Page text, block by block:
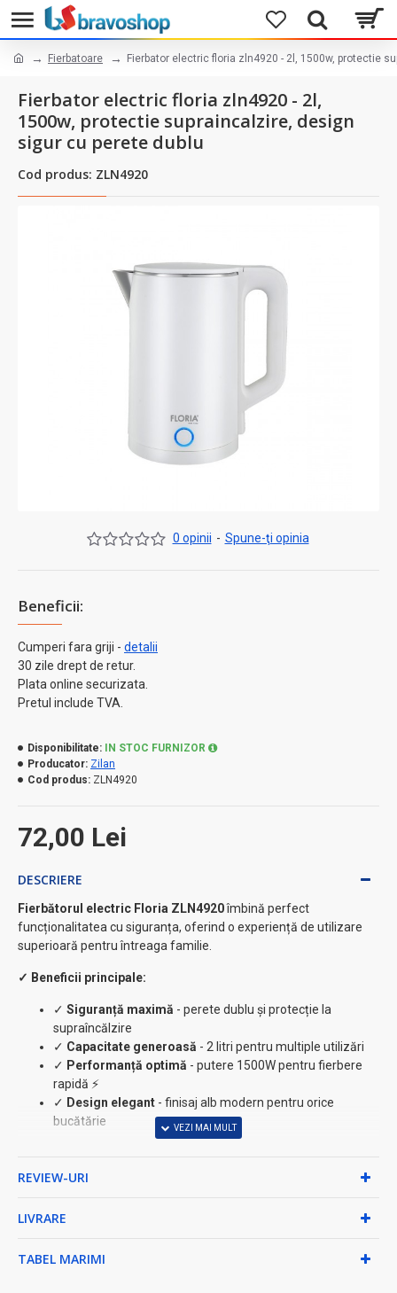
Fierbatoare Fierbator electric floria zln4920 - 2l, 1500w, protectie
Fierbator electric floria zln4920 - 2l,
1500w, protectie supraincalzire, design
sigur cu perete dublu
Cod produs: ZLN4920
Beneficii:
Cumperi fara griji - detalii
30 zile drept de retur.
Plata online securizata.
Pretul include TVA.
0 opinii - Spune-ţi opinia
72,00 Lei
Disponibilitate:
IN STOC FURNIZOR
Producator: Zilan
Cod produs: ZLN4920
DESCRIERE
Fierbătorul electric Floria ZLN4920îmbină perfect
funcționalitatea cu siguranța, oferind o experiență de utilizare
superioară pentru întreaga familie.
✓ Beneficii principale:
✓ Siguranță maximă - perete dublu și protecție la
supraîncălzire
✓ Capacitate generoasă - 2 litri pentru multiple utilizări
✓ Performanță optimă - putere 1500W pentru fierbere
rapidă ⚡
✓ Design elegant - finisaj alb modern pentru orice
bucătărie
• Element de încălzire ascuns pentru durabilitate și
• Bază rotativă 360° pentru manevrare convenabilă
• Oprire automată și manuală pentru control total
REVIEW-URI
LIVRARE
TABEL MARIMI